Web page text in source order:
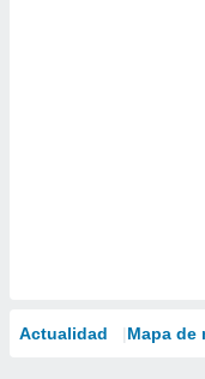
Actualidad Mapa de